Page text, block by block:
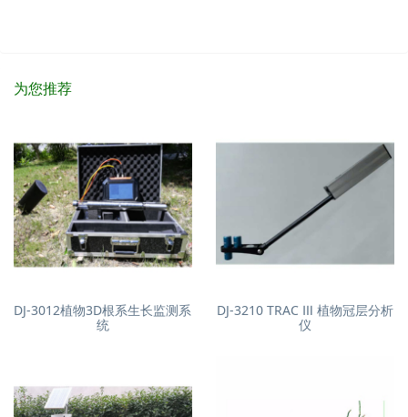
为您推荐
DJ-3012植物3D根系生长监测系
统
DJ-3210 TRAC Ⅲ 植物冠层分析
仪